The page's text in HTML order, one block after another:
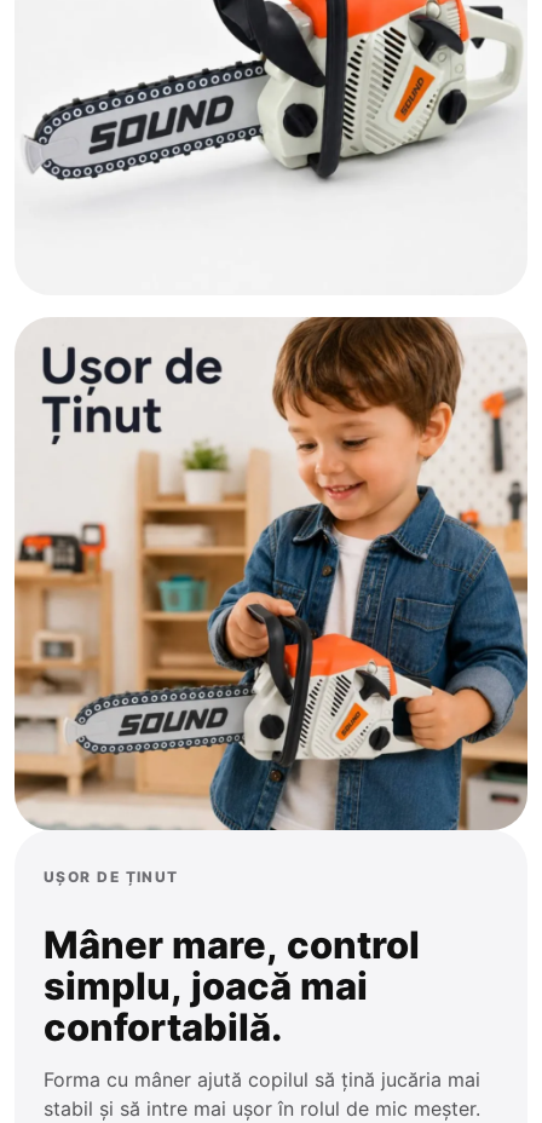
UȘOR DE ȚINUT
Mâner mare, control
simplu, joacă mai
confortabilă.
Forma cu mâner ajută copilul să țină jucăria mai
stabil și să intre mai ușor în rolul de mic meșter.